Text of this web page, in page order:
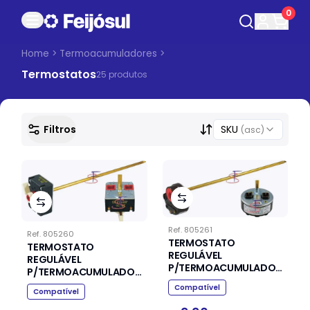
0
Home > Termoacumuladores >
Termostatos25 produtos
Filtros SKU (asc)
Ref. 805260
TERMOSTATO
REGULÁVEL
P/TERMOACUMULADOR
(Ø6 X 270MM)
Compatível
Ref. 805261
TERMOSTATO
REGULÁVEL
P/TERMOACUMULADOR
(Ø6 X 260MM)
Compatível